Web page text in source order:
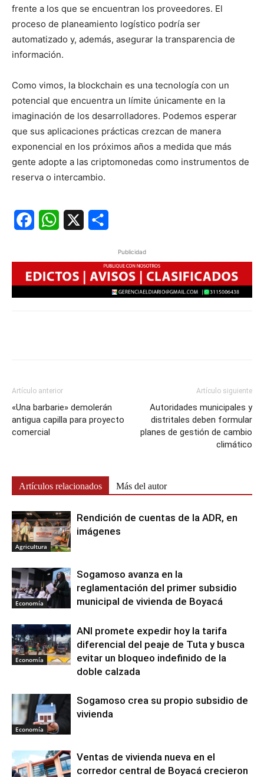
frente a los que se encuentran los proveedores. El
proceso de planeamiento logístico podría ser
automatizado y, además, asegurar la transparencia de
información.
Como vimos, la blockchain es una tecnología con un
potencial que encuentra un límite únicamente en la
imaginación de los desarrolladores. Podemos esperar
que sus aplicaciones prácticas crezcan de manera
exponencial en los próximos años a medida que más
gente adopte a las criptomonedas como instrumentos de
reserva o intercambio.
FacebookWhatsApp
Publicidad
Artículo anterior
«Una barbarie» demolerán
antigua capilla para proyecto
comercial
Artículo siguiente
Autoridades municipales y
distritales deben formular
planes de gestión de cambio
climático
Artículos relacionados Más del autor
Agricultura
Rendición de cuentas de la ADR, en
imágenes
Economía
Sogamoso avanza en la
reglamentación del primer subsidio
municipal de vivienda de Boyacá
Economía
ANI promete expedir hoy la tarifa
diferencial del peaje de Tuta y busca
evitar un bloqueo indefinido de la
doble calzada
Economía
Sogamoso crea su propio subsidio de
vivienda
Ventas de vivienda nueva en el
corredor central de Boyacá crecieron